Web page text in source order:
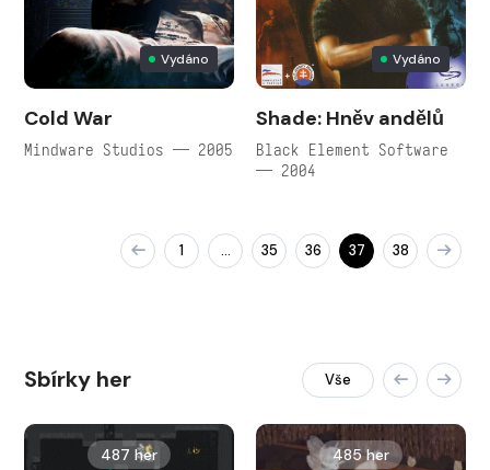
Vydáno
Cold War
Mindware Studios — 2005
Vydáno
Shade: Hněv andělů
Black Element Software
— 2004
1 … 35 36 37 38
Sbírky her Vše
487 her 485 her